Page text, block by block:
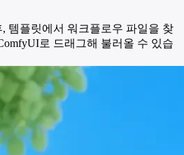
템플릿에서 워크플로우 파일을 찾
로 드래그해 불러올 수 있습